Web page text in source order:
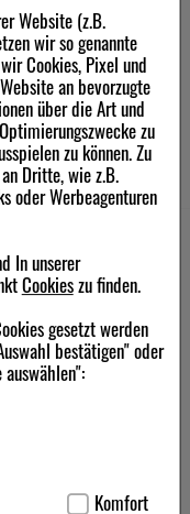
Website (z.B.
wir so genannte
Cookies, Pixel und
an bevorzugte
über die Art und
zu
zu können. Zu
Dritte, wie z.B.
oder Werbeagenturen
In unserer
Cookieszu finden.
gesetzt werden
bestätigen" oder
notwendig sind (z.B.
Komfort
zukünftig über Trends,
Gutscheine, Aktionen und
ipill Versandapotheke per E-
werden. Diese Einwilligung
widerrufen werden.
& Sicherheit